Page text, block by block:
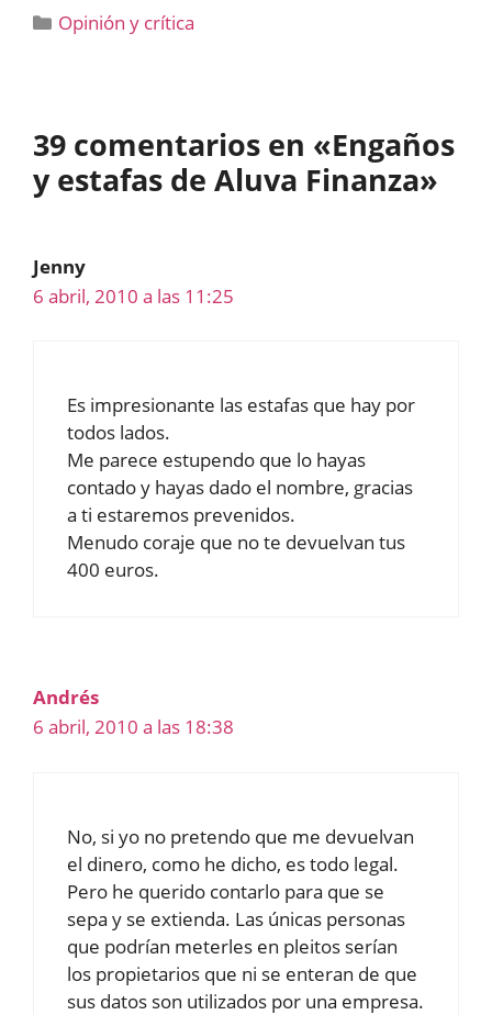
Categorías
Opinión y crítica
39 comentarios en «Engaños
y estafas de Aluva Finanza»
Jenny
6 abril, 2010 a las 11:25
Es impresionante las estafas que hay por
todos lados.
Me parece estupendo que lo hayas
contado y hayas dado el nombre, gracias
a ti estaremos prevenidos.
Menudo coraje que no te devuelvan tus
400 euros.
Andrés
6 abril, 2010 a las 18:38
No, si yo no pretendo que me devuelvan
el dinero, como he dicho, es todo legal.
Pero he querido contarlo para que se
sepa y se extienda. Las únicas personas
que podrían meterles en pleitos serían
los propietarios que ni se enteran de que
sus datos son utilizados por una empresa.